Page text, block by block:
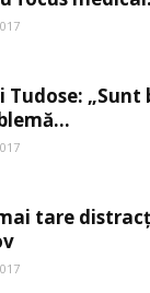
Tudose:
tare